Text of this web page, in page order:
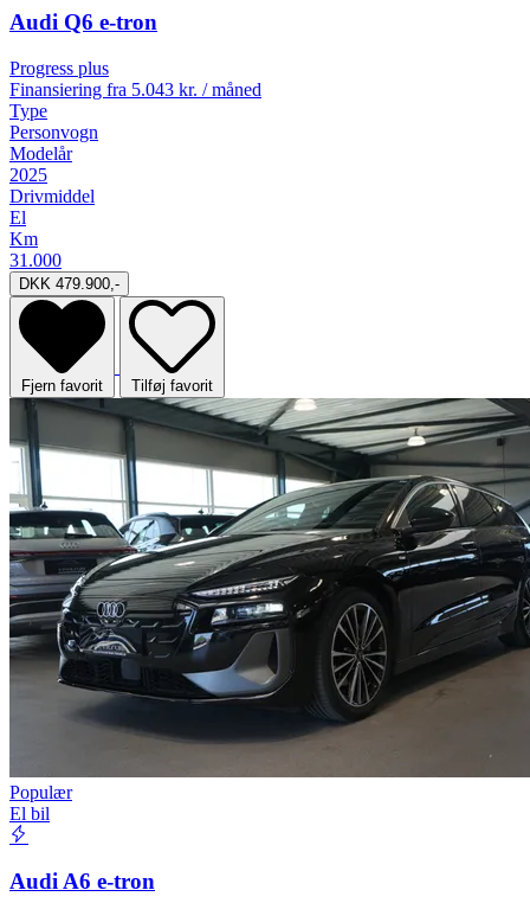
Audi Q6 e-tron
Progress plus
Finansiering fra 5.043 kr. / måned
Type
Personvogn
Modelår
2025
Drivmiddel
El
Km
31.000
DKK 479.900,-
Fjern favorit Tilføj favorit
Populær
El bil
Audi A6 e-tron